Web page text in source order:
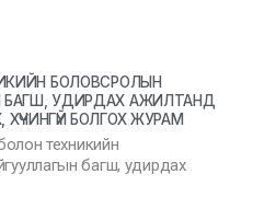
БОЛОВСРОЛЫН
БАГШ, УДИРДАХ АЖИЛТАНД
БОЛГОХ ЖУРАМ
техникийн
багш, удирдах